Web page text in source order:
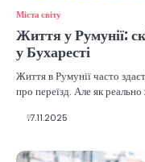
Міста світу
Життя у Румунії:
у Бухаресті
Життя в Румунії часто
про переїзд. Але як
17.11.2025